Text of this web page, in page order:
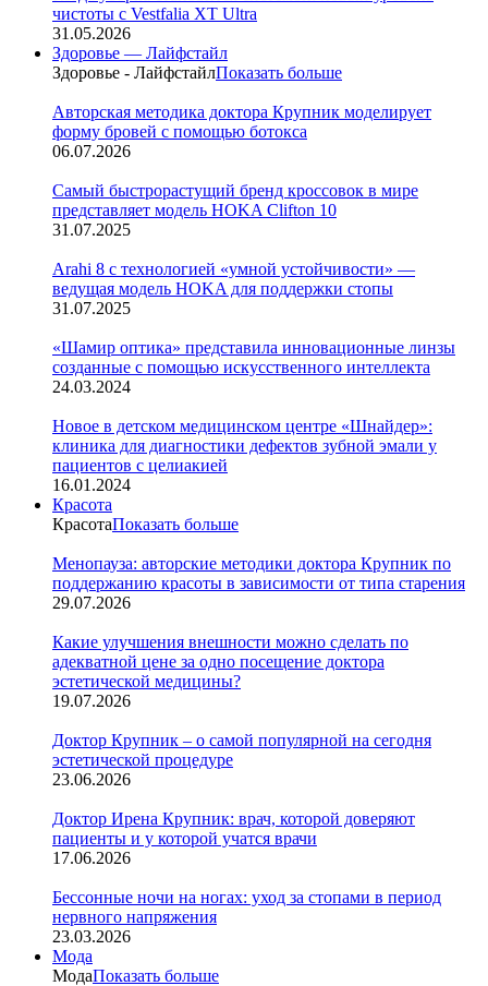
чистоты с Vestfalia XT Ultra
31.05.2026
Здоровье — Лайфстайл
Здоровье - ЛайфстайлПоказать больше
Авторская методика доктора Крупник моделирует
форму бровей с помощью ботокса
06.07.2026
Cамый быстрорастущий бренд кроссовок в мире
представляет модель HOKA Clifton 10
31.07.2025
Arahi 8 c технологией «умной устойчивости» —
ведущая модель HOKA для поддержки стопы
31.07.2025
«Шамир оптика» представила инновационные линзы
созданные с помощью искусственного интеллекта
24.03.2024
Новое в детском медицинском центре «Шнайдер»:
клиника для диагностики дефектов зубной эмали у
пациентов с целиакией
16.01.2024
Красота
КрасотаПоказать больше
Менопауза: авторские методики доктора Крупник по
поддержанию красоты в зависимости от типа старения
29.07.2026
Какие улучшения внешности можно сделать по
адекватной цене за одно посещение доктора
эстетической медицины?
19.07.2026
Доктор Крупник – о самой популярной на сегодня
эстетической процедуре
23.06.2026
Доктор Ирена Крупник: врач, которой доверяют
пациенты и у которой учатся врачи
17.06.2026
Бессонные ночи на ногах: уход за стопами в период
нервного напряжения
23.03.2026
Мода
МодаПоказать больше